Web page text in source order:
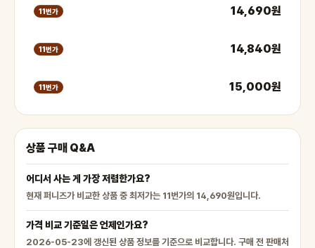
11번가 14,690원
11번가 14,840원
11번가 15,000원
상품 구매 Q&A
어디서 사는 게 가장 저렴한가요?
현재 퍼니즈가 비교한 상품 중 최저가는 11번가의 14,690원입니다.
가격 비교 기준일은 언제인가요?
2026-05-23에 갱신된 상품 정보를 기준으로 비교합니다. 구매 전 판매처